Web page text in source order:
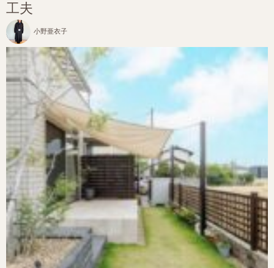
工夫
小野亜衣子